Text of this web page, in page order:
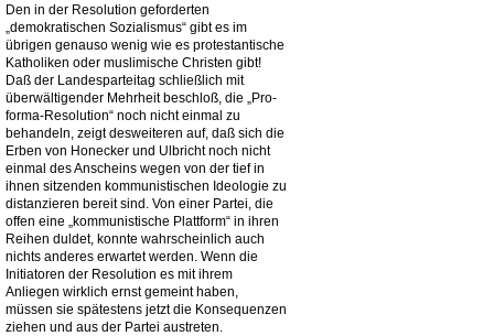
Den in der Resolution geforderten
„demokratischen Sozialismus“ gibt es im
übrigen genauso wenig wie es protestantische
Katholiken oder muslimische Christen gibt!
Daß der Landesparteitag schließlich mit
überwältigender Mehrheit beschloß, die „Pro-
forma-Resolution“ noch nicht einmal zu
behandeln, zeigt desweiteren auf, daß sich die
Erben von Honecker und Ulbricht noch nicht
einmal des Anscheins wegen von der tief in
ihnen sitzenden kommunistischen Ideologie zu
distanzieren bereit sind. Von einer Partei, die
offen eine „kommunistische Plattform“ in ihren
Reihen duldet, konnte wahrscheinlich auch
nichts anderes erwartet werden. Wenn die
Initiatoren der Resolution es mit ihrem
Anliegen wirklich ernst gemeint haben,
müssen sie spätestens jetzt die Konsequenzen
ziehen und aus der Partei austreten.